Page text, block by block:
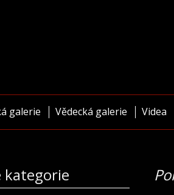
galerie Vědecká galerie Videa
kategorie